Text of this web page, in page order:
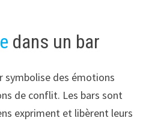
dans un bar
symbolise des émotions
de conflit. Les bars sont
expriment et libèrent leurs